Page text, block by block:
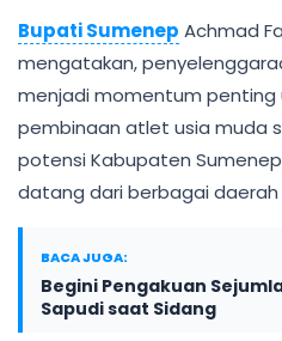
Bupati Sumenep Achmad
mengatakan,
menjadi momentum penting
pembinaan atlet usia muda
potensi Kabupaten
datang dari berbagai daerah
BACA JUGA:
Begini Pengakuan
Sapudi saat Sidang